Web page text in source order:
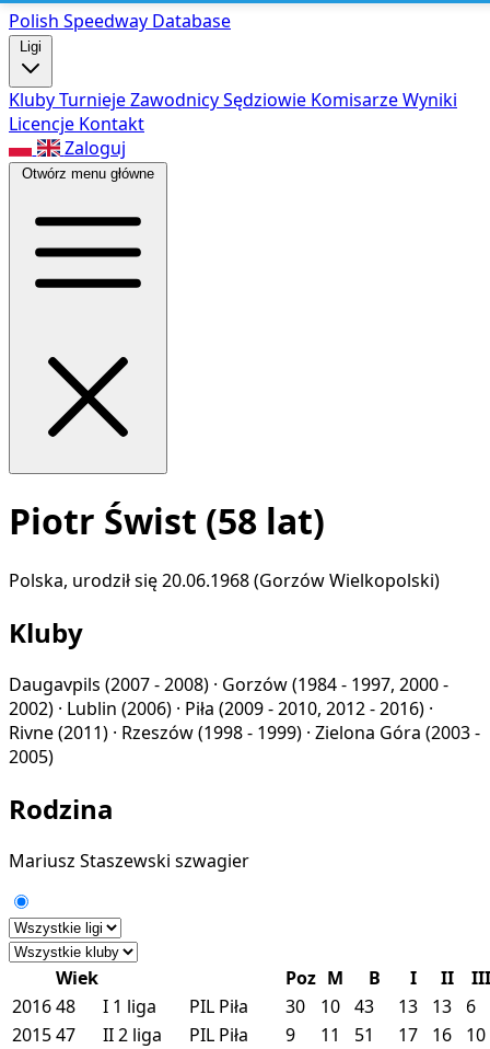
Polish Speedway Database
Ligi
KlubyTurniejeZawodnicySędziowie KomisarzeWyniki
Licencje Kontakt
Zaloguj
Otwórz menu główne
Piotr Świst (58 lat)
Polska, urodził się 20.06.1968 (Gorzów Wielkopolski)
Kluby
Daugavpils (2007 - 2008) · Gorzów(1984 - 1997, 2000 -
2002) · Lublin (2006) · Piła (2009 - 2010, 2012 - 2016) ·
Rivne(2011) · Rzeszów(1998 - 1999) · Zielona Góra (2003 -
2005)
Rodzina
Mariusz Staszewski szwagier
Wiek Poz M B I II
III
201648 I 1 liga PIL Piła 30 10 43 13 13
6
201547 II2 liga PIL Piła 9 11 51 17 16
10